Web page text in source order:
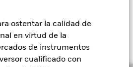
ostentar la calidad de
en virtud de la
de instrumentos
cualificado con